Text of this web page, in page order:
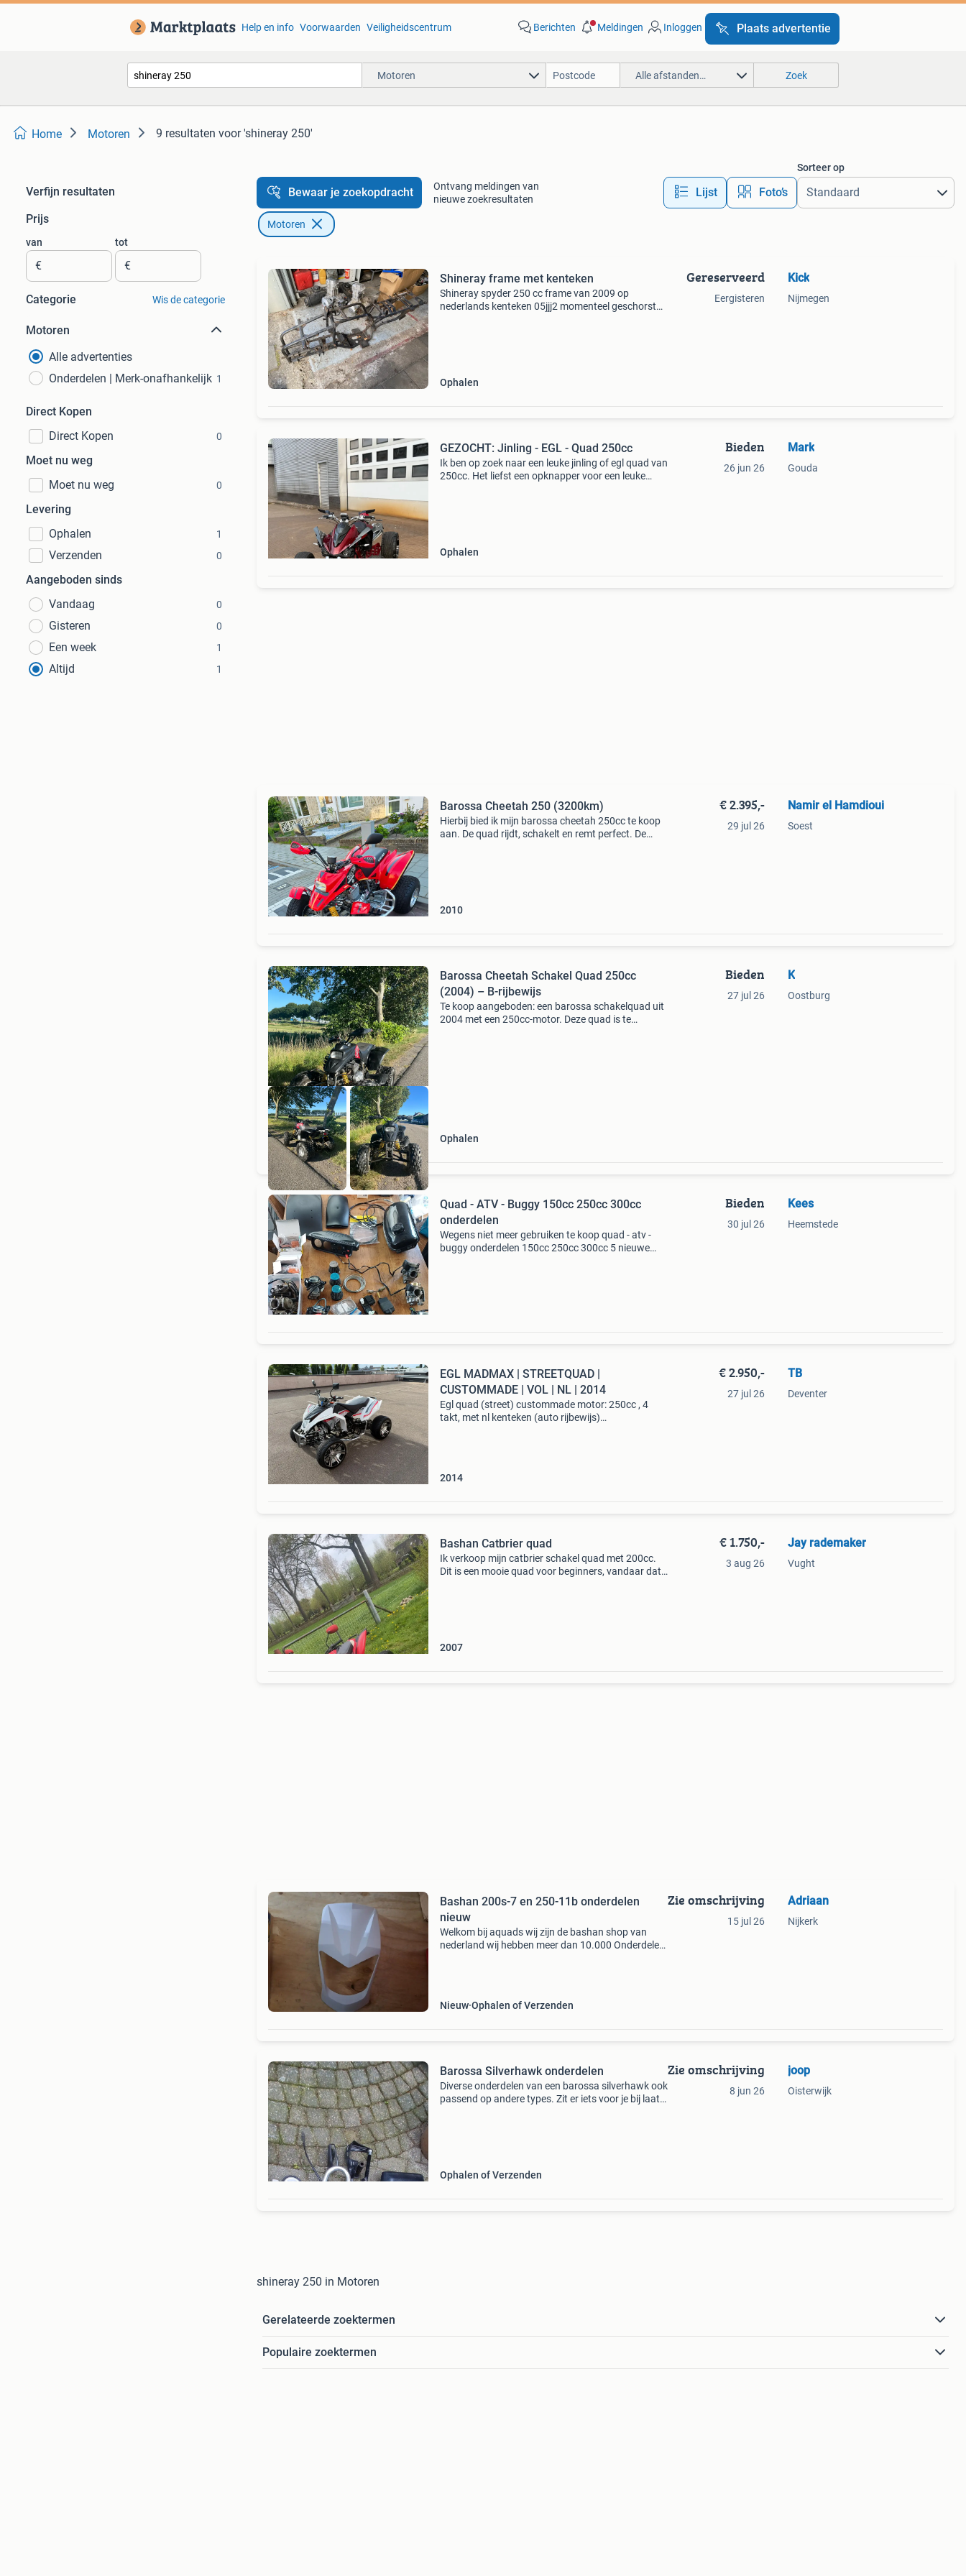
Help en info Voorwaarden Veiligheidscentrum Berichten Meldingen Inloggen Plaats advertentie
Motoren Alle afstanden… Zoek
Home Motoren 9 resultaten voor 'shineray 250'
Verfijn resultaten
Prijs
van
€
tot
€
Categorie Wis de categorie
Motoren
Alle advertenties
Onderdelen | Merk-onafhankelijk 1
Direct Kopen
Direct Kopen
0
Moet nu weg
Moet nu weg
0
Levering
Ophalen
1
Verzenden 0
Aangeboden sinds
Vandaag
0
Gisteren 0
Een week 1
Altijd 1
Bewaar je zoekopdracht
Ontvang meldingen van
nieuwe zoekresultaten
Lijst Foto’s
Sorteer op
Motoren
Shineray frame met kenteken
Shineray spyder 250 cc frame van 2009 op
nederlands kenteken 05jjj2 momenteel geschorst
Ophalen
Gereserveerd
Eergisteren
Kick
Nijmegen
GEZOCHT: Jinling - EGL - Quad 250cc
Ik ben op zoek naar een leuke jinling of egl quad van
250cc. Het liefst een opknapper voor een leuke
Ophalen
Bieden
26 jun 26
Mark
Gouda
Barossa Cheetah 250 (3200km)
Hierbij bied ik mijn barossa cheetah 250cc te koop
aan. De quad rijdt, schakelt en remt perfect. De
2010
€ 2.395,-
29 jul 26
Namir el Hamdioui
Soest
Barossa Cheetah Schakel Quad 250cc
(2004) – B-rijbewijs
Te koop aangeboden: een barossa schakelquad uit
2004 met een 250cc-motor. Deze quad is te
Ophalen
Bieden
27 jul 26
K
Oostburg
Quad - ATV - Buggy 150cc 250cc 300cc
onderdelen
Wegens niet meer gebruiken te koop quad - atv -
buggy onderdelen 150cc 250cc 300cc 5 nieuwe
Bieden
30 jul 26
Kees
Heemstede
EGL MADMAX | STREETQUAD |
CUSTOMMADE | VOL | NL | 2014
Egl quad (street) custommade motor: 250cc , 4
takt, met nl kenteken (auto rijbewijs)
2014
€ 2.950,-
27 jul 26
TB
Deventer
Bashan Catbrier quad
Ik verkoop mijn catbrier schakel quad met 200cc.
Dit is een mooie quad voor beginners, vandaar dat
2007
€ 1.750,-
3 aug 26
Jay rademaker
Vught
Bashan 200s-7 en 250-11b onderdelen
nieuw
Welkom bij aquads wij zijn de bashan shop van
nederland wij hebben meer dan 10.000 Onderdelen
Nieuw Ophalen of Verzenden
Zie omschrijving
15 jul 26
Adriaan
Nijkerk
Barossa Silverhawk onderdelen
Diverse onderdelen van een barossa silverhawk ook
passend op andere types. Zit er iets voor je bij laat
Ophalen of Verzenden
Zie omschrijving
8 jun 26
joop
Oisterwijk
shineray 250 in Motoren
Gerelateerde zoektermen
Populaire zoektermen